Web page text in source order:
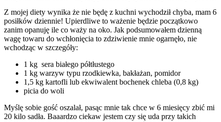
Z mojej diety wynika że nie będę z kuchni wychodził chyba, mam 6
posiłków dziennie! Upierdliwe to ważenie będzie początkowo
zanim opanuję ile co waży na oko. Jak podsumowałem dzienną
wagę towaru do wchłonięcia to zdziwienie mnie ogarnęło, nie
wchodząc w szczegóły:
1 kg sera białego półtłustego
1 kg warzyw typu rzodkiewka, bakłażan, pomidor
1,5 kg kartofli lub ekwiwalent bochenek chleba (0,8 kg)
picia do woli
Myślę sobie gość oszalał, pasąc mnie tak chce w 6 miesięcy zbić mi
20 kilo sadła. Baaardzo ciekaw jestem czy się uda przy takich